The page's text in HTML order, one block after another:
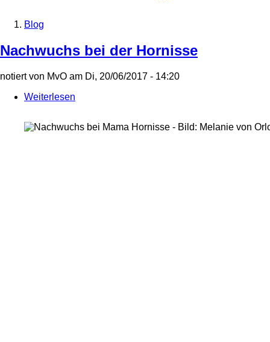
Blog
Nachwuchs bei der Hornisse
notiert von MvO am Di, 20/06/2017 - 14:20
Weiterlesen
der